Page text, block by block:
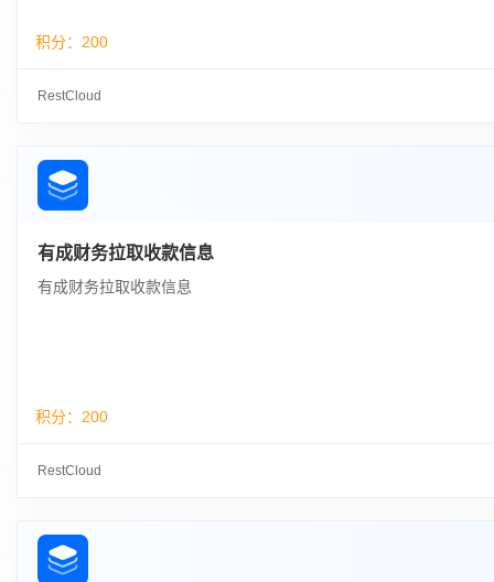
积分： 200
RestCloud
有成财务拉取收款信息
有成财务拉取收款信息
积分： 200
RestCloud